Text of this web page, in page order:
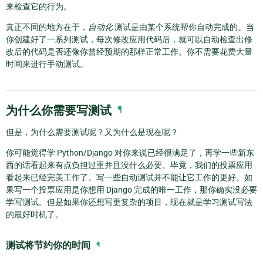
来检查它的行为。
真正不同的地方在于， 自动化测试是由某个系统帮你自动完成的。当
你创建好了一系列测试，每次修改应用代码后，就可以自动检查出修
改后的代码是否还像你曾经预期的那样正常工作。你不需要花费大量
时间来进行手动测试。
为什么你需要写测试 ¶
但是，为什么需要测试呢？又为什么是现在呢？
你可能觉得学 Python/Django 对你来说已经很满足了，再学一些新东
西的话看起来有点负担过重并且没什么必要。毕竟，我们的投票应用
看起来已经完美工作了。写一些自动测试并不能让它工作的更好。如
果写一个投票应用是你想用 Django 完成的唯一工作，那你确实没必要
学写测试。但是如果你还想写更复杂的项目，现在就是学习测试写法
的最好时机了。
测试将节约你的时间 ¶